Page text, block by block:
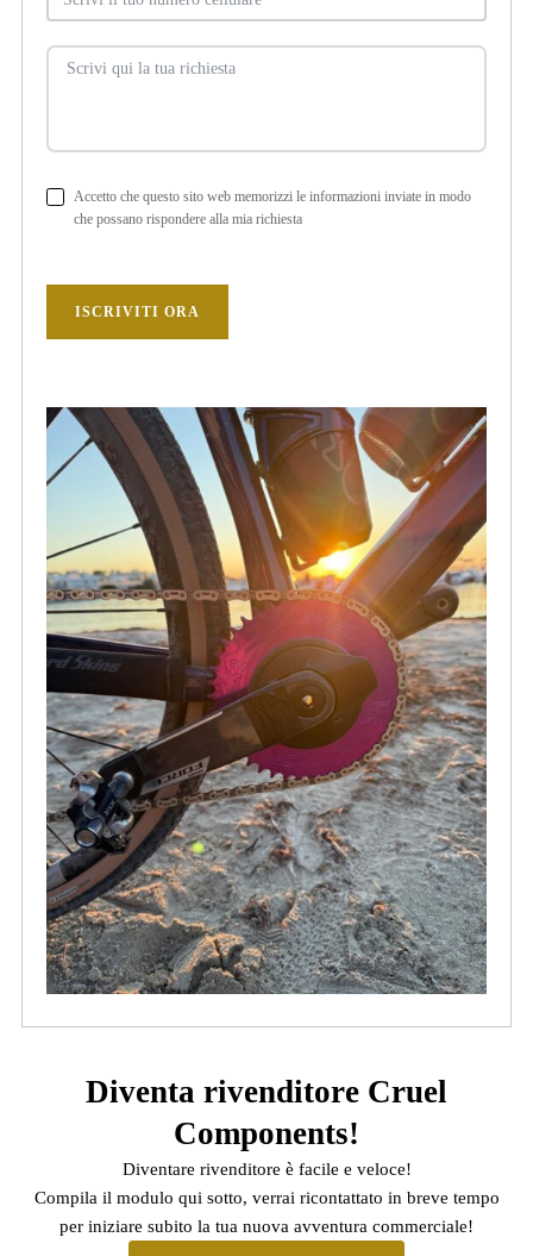
Accetto che questo sito web memorizzi le informazioni inviate in modo
che possano rispondere alla mia richiesta
ISCRIVITI ORA
Diventa rivenditore Cruel
Components!
Diventare rivenditore è facile e veloce!
Compila il modulo qui sotto, verrai ricontattato in breve tempo
per iniziare subito la tua nuova avventura commerciale!